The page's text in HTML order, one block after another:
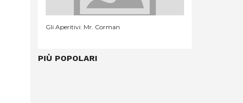
Gli Aperitivi: Mr. Corman
PIÙ POPOLARI